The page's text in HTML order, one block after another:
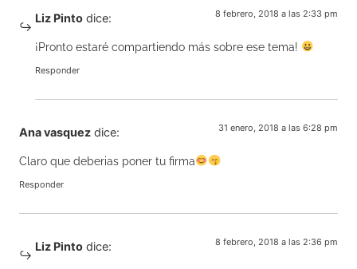
Liz Pinto dice: 8 febrero, 2018 a las 2:33 pm
¡Pronto estaré compartiendo más sobre ese tema!
Responder
Ana vasquez dice: 31 enero, 2018 a las 6:28 pm
Claro que deberias poner tu firma
Responder
Liz Pinto dice: 8 febrero, 2018 a las 2:36 pm